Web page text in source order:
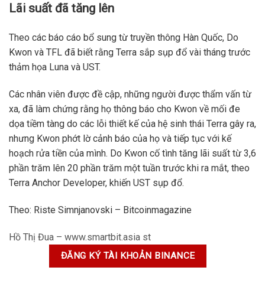
Lãi suất đã tăng lên
Theo các báo cáo bổ sung từ truyền thông Hàn Quốc, Do
Kwon và TFL đã biết rằng Terra sắp sụp đổ vài tháng trước
thảm họa Luna và UST.
Các nhân viên được đề cập, những người được thẩm vấn từ
xa, đã làm chứng rằng họ thông báo cho Kwon về mối đe
dọa tiềm tàng do các lỗi thiết kế của hệ sinh thái Terra gây ra,
nhưng Kwon phớt lờ cảnh báo của họ và tiếp tục với kế
hoạch rửa tiền của mình. Do Kwon cố tình tăng lãi suất từ ​​3,6
phần trăm lên 20 phần trăm một tuần trước khi ra mắt, theo
Terra Anchor Developer, khiến UST sụp đổ.
Theo: Riste Simnjanovski – Bitcoinmagazine
Hồ Thị Đua – www.smartbit.asia st
ĐĂNG KÝ TÀI KHOẢN BINANCE